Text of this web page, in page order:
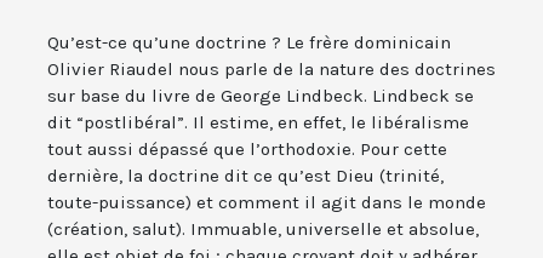
Qu’est-ce qu’une doctrine ? Le frère dominicain
Olivier Riaudel nous parle de la nature des doctrines
sur base du livre de George Lindbeck. Lindbeck se
dit “postlibéral”. Il estime, en effet, le libéralisme
tout aussi dépassé que l’orthodoxie. Pour cette
dernière, la doctrine dit ce qu’est Dieu (trinité,
toute-puissance) et comment il agit dans le monde
(création, salut). Immuable, universelle et absolue,